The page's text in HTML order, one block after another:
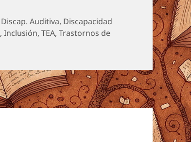
Discap. Auditiva, Discapacidad
,Inclusión,TEA,Trastornos de